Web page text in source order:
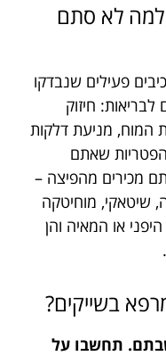
למה לא סתם
פעילים שנבדקו
לבריאות: חיזוק
המוח, מניעת דלקות
שאתם
מכירים מהפיצה –
שיטאקי, מוחיטקה
או המאיה והן
בשייקים?
תחשבו על